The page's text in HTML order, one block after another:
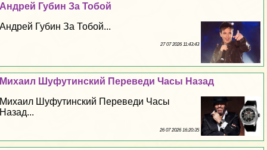
Андрей Губин За Тобой
Андрей Губин За Тобой...
27 07 2026 11:43:43
Михаил Шуфутинский Переведи Часы Назад
Михаил Шуфутинский Переведи Часы
Назад...
26 07 2026 16:20:35